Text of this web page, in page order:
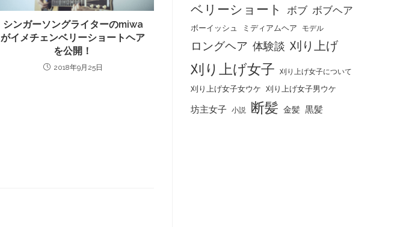
シンガーソングライターのmiwa
がイメチェンベリーショートヘア
を公開！
2018年9月25日
ベリーショート
ボブ ボブヘア
ボーイッシュ ミディアムヘア モデル
ロングヘア 体験談 刈り上げ
刈り上げ女子 刈り上げ女子について
刈り上げ女子女ウケ 刈り上げ女子男ウケ
坊主女子 小説 断髪 金髪 黒髪